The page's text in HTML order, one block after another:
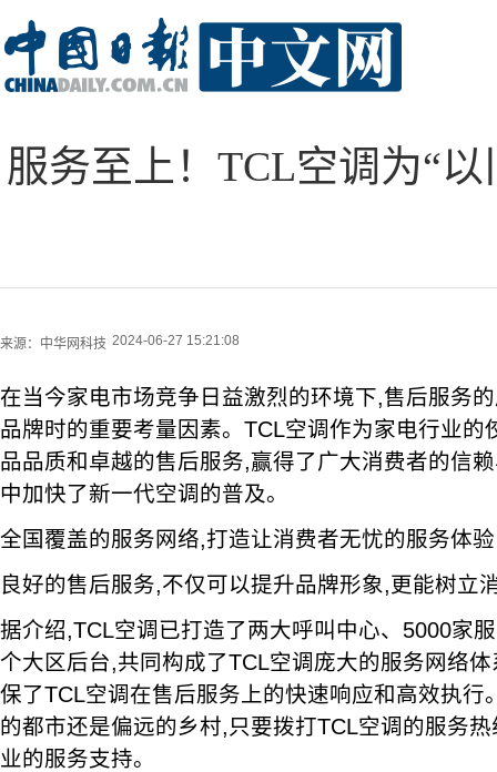
服务至上！TCL空调为“
来源： 中华网科技 2024-06-27 15:21:08
在当今家电市场竞争日益激烈的环境下,售后服务
品牌时的重要考量因素。TCL空调作为家电行业的
品品质和卓越的售后服务,赢得了广大消费者的信
中加快了新一代空调的普及。
全国覆盖的服务网络,打造让消费者无忧的服务体验
良好的售后服务,不仅可以提升品牌形象,更能树立
据介绍,TCL空调已打造了两大呼叫中心、5000家
个大区后台,共同构成了TCL空调庞大的服务网络
保了TCL空调在售后服务上的快速响应和高效执行
的都市还是偏远的乡村,只要拨打TCL空调的服务
业的服务支持。